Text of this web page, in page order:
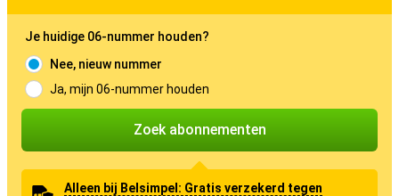
Je huidige 06-nummer houden?
Nee, nieuw nummer
Ja, mijn 06-nummer houden
Zoek abonnementen
Alleen bij Belsimpel: Gratis verzekerd tegen